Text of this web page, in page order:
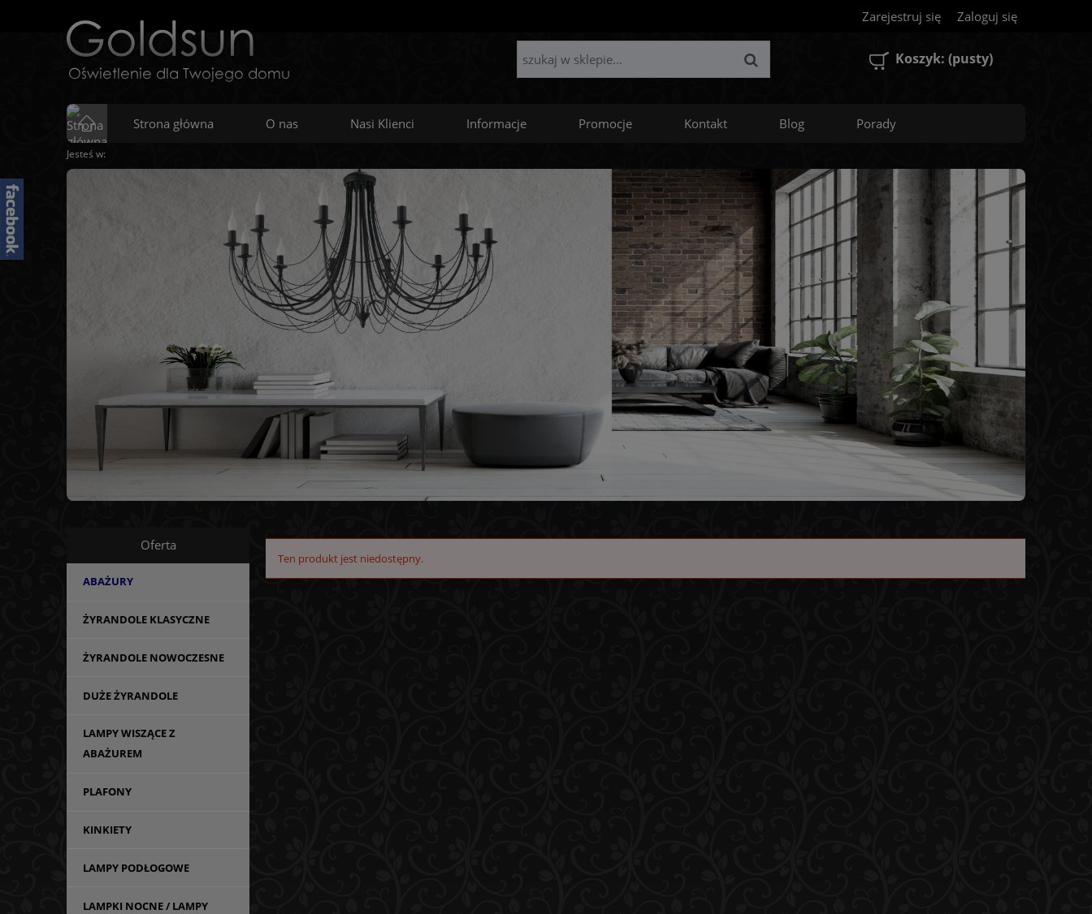
Zarejestruj się Zaloguj się
Koszyk: (pusty)
Strona główna O nas Nasi Klienci Informacje Promocje Kontakt Blog Porady
Jesteś w:
Oferta
ABAŻURY
ŻYRANDOLE KLASYCZNE
ŻYRANDOLE NOWOCZESNE
DUŻE ŻYRANDOLE
LAMPY WISZĄCE Z
ABAŻUREM
PLAFONY
KINKIETY
LAMPY PODŁOGOWE
LAMPKI NOCNE / LAMPY
Ten produkt jest niedostępny.